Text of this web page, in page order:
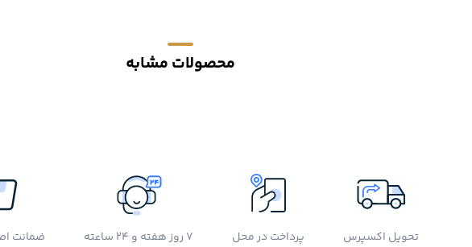
محصولات مشابه
تحویل اکسپرس پرداخت در محل 7 روز هفته و 24 ساعته ضمانت